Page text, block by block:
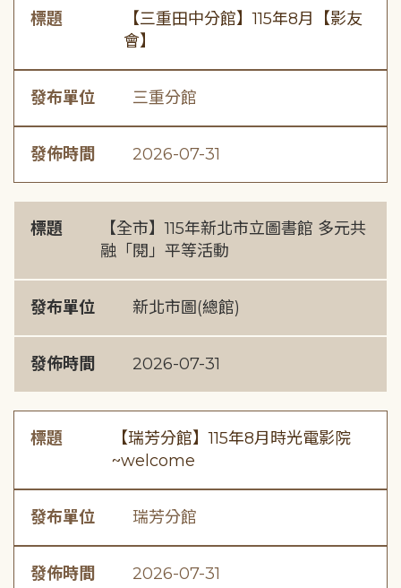
標題
【三重田中分館】115年8月【影友
會】
發布單位 三重分館
發佈時間 2026-07-31
標題
【全市】115年新北市立圖書館 多元共
融「閱」平等活動
發布單位 新北市圖(總館)
發佈時間 2026-07-31
標題
【瑞芳分館】115年8月時光電影院
~welcome
發布單位 瑞芳分館
發佈時間 2026-07-31